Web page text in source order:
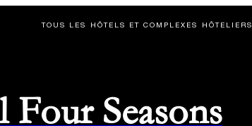
TOUS LES HÔTELS ET COMPLEXES HÔTELIERS
Four Seasons